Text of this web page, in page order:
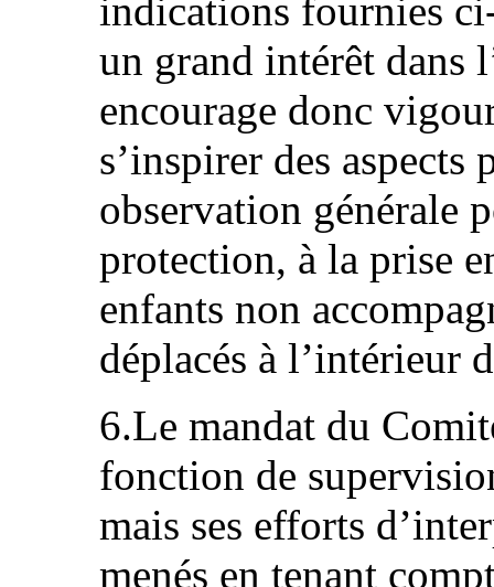
indications fournies
un grand intérêt dans
encourage donc
s’inspirer des aspects
observation générale
protection, à la prise
enfants non
déplacés à l’intérieur
6.Le mandat du
fonction de
mais ses efforts
menés en tenant